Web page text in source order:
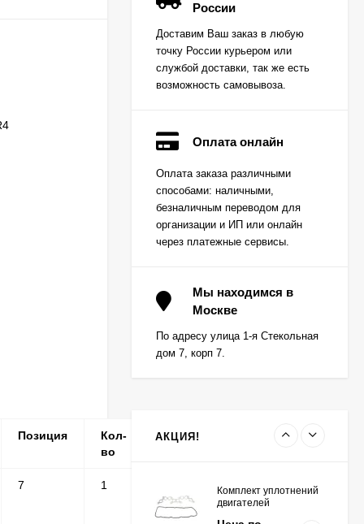
Позиция
Кол-
во
Серийные
Примечание
7 1
России
Доставим Ваш заказ в любую
точку России курьером или
службой доставки, так же есть
возможность самовывоза.
Оплата онлайн
Оплата заказа различными
способами: наличными,
безналичным переводом для
организации и ИП или онлайн
через платежные сервисы.
Мы находимся в
Москве
По адресу улица 1-я Стекольная
дом 7, корп 7.
АКЦИЯ!
Вкладыш коренной
(0,25) (1шт - 1
половинка) для
двигателей
K15,K21,K25
запросу
(1шт - 1 половинка) для
двигателей
K15,K21,K25
Цена по
Комплект уплотнений
двигателей